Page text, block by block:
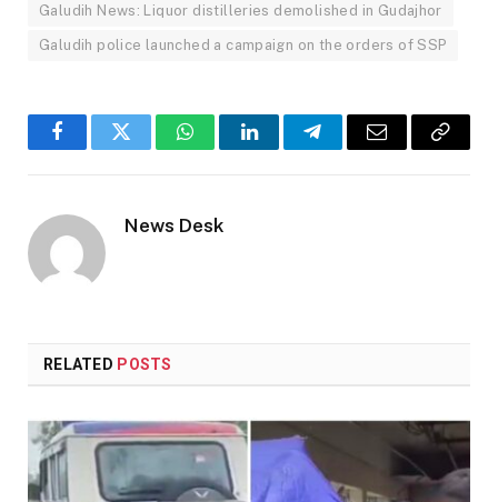
Galudih News: Liquor distilleries demolished in Gudajhor
Galudih police launched a campaign on the orders of SSP
FacebookTwitter WhatsAppLinkedInTelegramEmail
Copy
News Desk
RELATED POSTS